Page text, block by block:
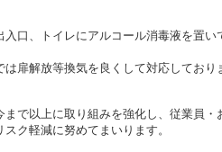
入口、トイレにアルコール消毒液を置い
は扉解放等換気を良くして対応しており
で以上に取り組みを強化し、従業員・
ク軽減に努めてまいります。